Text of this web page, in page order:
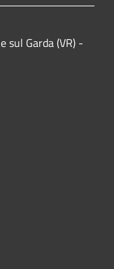
sul Garda (VR) -